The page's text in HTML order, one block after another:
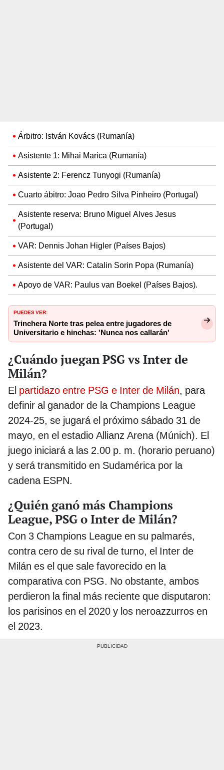
Árbitro: István Kovács (Rumanía)
Asistente 1: Mihai Marica (Rumanía)
Asistente 2: Ferencz Tunyogi (Rumanía)
Cuarto ábitro: Joao Pedro Silva Pinheiro (Portugal)
Asistente reserva: Bruno Miguel Alves Jesus
(Portugal)
VAR: Dennis Johan Higler (Países Bajos)
Asistente del VAR: Catalin Sorin Popa (Rumanía)
Apoyo de VAR: Paulus van Boekel (Países Bajos).
PUEDES VER:
Trinchera Norte tras pelea entre jugadores de
Universitario e hinchas: 'Nunca nos callarán'
¿Cuándo juegan PSG vs Inter de
Milán?
El partidazo entre PSG e Inter de Milán, para
definir al ganador de la Champions League
2024-25, se jugará el próximo sábado 31 de
mayo, en el estadio Allianz Arena (Múnich). El
juego iniciará a las 2.00 p. m. (horario peruano)
y será transmitido en Sudamérica por la
cadena ESPN.
¿Quién ganó más Champions
League, PSG o Inter de Milán?
Con 3 Champions League en su palmarés,
contra cero de su rival de turno, el Inter de
Milán es el que sale favorecido en la
comparativa con PSG. No obstante, ambos
perdieron la final más reciente que disputaron:
los parisinos en el 2020 y los neroazzurros en
el 2023.